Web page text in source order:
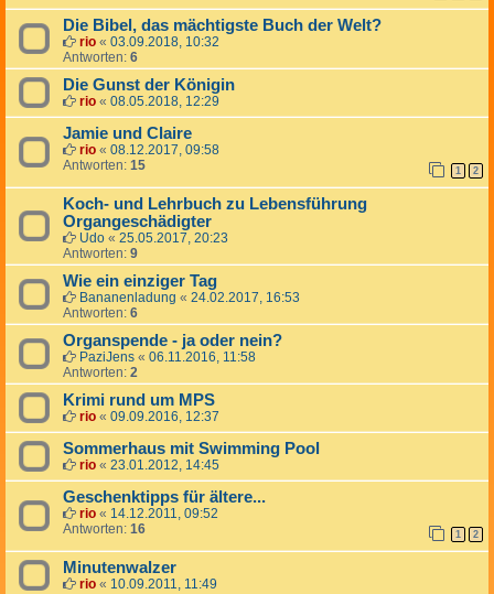
Die Bibel, das mächtigste Buch der Welt?
rio « 03.09.2018, 10:32
Antworten: 6
Die Gunst der Königin
rio « 08.05.2018, 12:29
Jamie und Claire
rio « 08.12.2017, 09:58
Antworten: 15 1 2
Koch- und Lehrbuch zu Lebensführung
Organgeschädigter
Udo « 25.05.2017, 20:23
Antworten: 9
Wie ein einziger Tag
Bananenladung « 24.02.2017, 16:53
Antworten: 6
Organspende - ja oder nein?
PaziJens « 06.11.2016, 11:58
Antworten: 2
Krimi rund um MPS
rio « 09.09.2016, 12:37
Sommerhaus mit Swimming Pool
rio « 23.01.2012, 14:45
Geschenktipps für ältere...
rio « 14.12.2011, 09:52
Antworten: 16 1 2
Minutenwalzer
rio « 10.09.2011, 11:49